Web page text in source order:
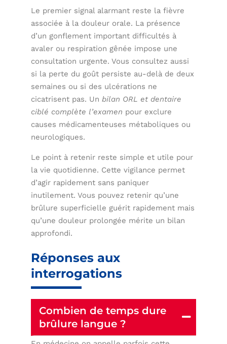
Le premier signal alarmant reste la fièvre
associée à la douleur orale. La présence
d’un gonflement important difficultés à
avaler ou respiration gênée impose une
consultation urgente. Vous consultez aussi
si la perte du goût persiste au-delà de deux
semaines ou si des ulcérations ne
cicatrisent pas. Unbilan ORL et dentaire
ciblé complète l’examen pour exclure
causes médicamenteuses métaboliques ou
neurologiques.
Le point à retenir reste simple et utile pour
la vie quotidienne. Cette vigilance permet
d’agir rapidement sans paniquer
inutilement. Vous pouvez retenir qu’une
brûlure superficielle guérit rapidement mais
qu’une douleur prolongée mérite un bilan
approfondi.
Réponses aux
interrogations
Combien de temps dure
brûlure langue ?